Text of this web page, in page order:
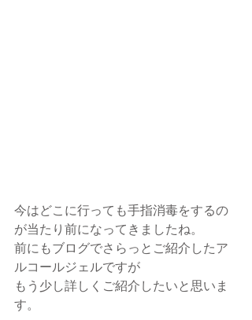
今はどこに行っても手指消毒をするの
が当たり前になってきましたね。
前にもブログでさらっとご紹介したア
ルコールジェルですが
もう少し詳しくご紹介したいと思いま
す。